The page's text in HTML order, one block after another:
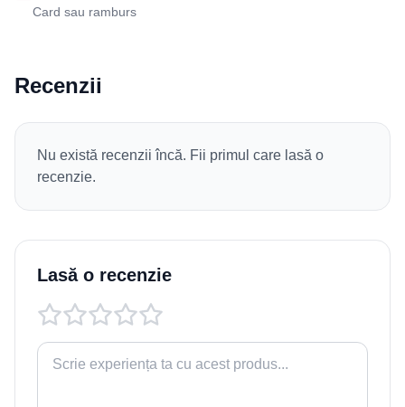
Card sau ramburs
Recenzii
Nu există recenzii încă. Fii primul care lasă o
recenzie.
Lasă o recenzie